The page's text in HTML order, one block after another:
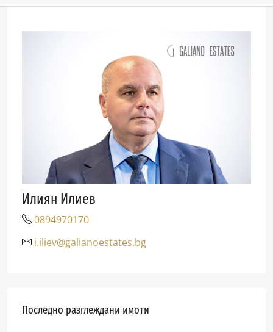
Илиян Илиев
0894970170
i.iliev@galianoestates.bg
Последно разглеждани имоти